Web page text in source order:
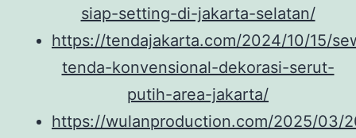
siap-setting-di-jakarta-selatan/
https://tendajakarta.com/2024/10/15/
tenda-konvensional-dekorasi-serut-
putih-area-jakarta/
https://wulanproduction.com/2025/03/